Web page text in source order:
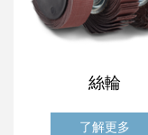
絲輪
了解更多